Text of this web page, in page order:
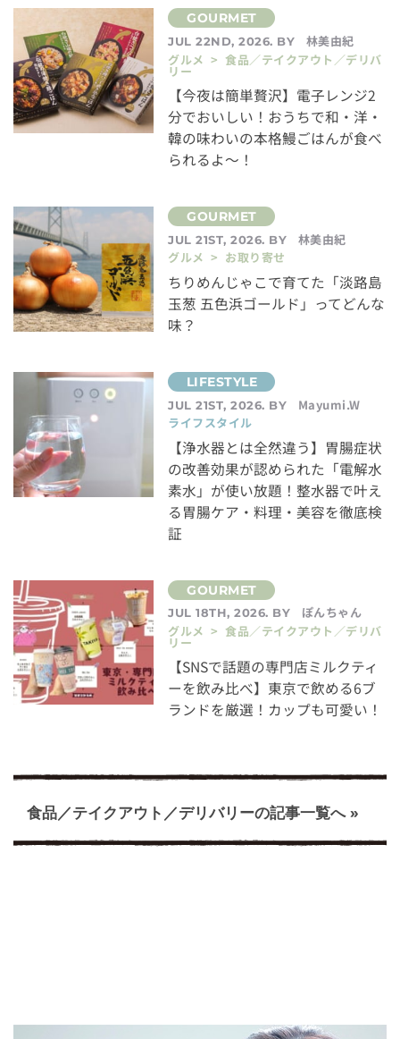
JUL 22ND, 2026. BY
林美由紀
グルメ > 食品／テイクアウト／デリバ
リー
【今夜は簡単贅沢】電子レンジ2
分でおいしい！おうちで和・洋・
韓の味わいの本格鰻ごはんが食べ
られるよ～！
JUL 21ST, 2026. BY
林美由紀
グルメ > お取り寄せ
ちりめんじゃこで育てた「淡路島
玉葱 五色浜ゴールド」ってどんな
味？
JUL 21ST, 2026. BY
Mayumi.W
ライフスタイル
【浄水器とは全然違う】胃腸症状
の改善効果が認められた「電解水
素水」が使い放題！整水器で叶え
る胃腸ケア・料理・美容を徹底検
証
JUL 18TH, 2026. BY
ぽんちゃん
グルメ > 食品／テイクアウト／デリバ
リー
【SNSで話題の専門店ミルクティ
ーを飲み比べ】東京で飲める6ブ
ランドを厳選！カップも可愛い！
食品／テイクアウト／デリバリーの記事一覧へ »